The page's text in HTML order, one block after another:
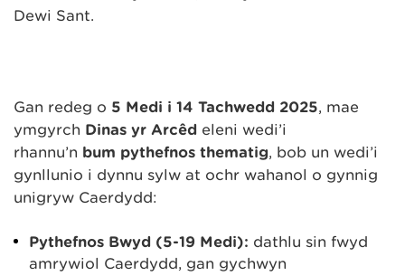
Dewi Sant.
Gan redeg o 5 Medi i 14 Tachwedd 2025, mae
ymgyrch Dinas yr Arcêd eleni wedi’i
rhannu’n bum pythefnos thematig, bob un wedi’i
gynllunio i dynnu sylw at ochr wahanol o gynnig
unigryw Caerdydd:
Pythefnos Bwyd (5-19 Medi): dathlu sin fwyd
amrywiol Caerdydd, gan gychwyn